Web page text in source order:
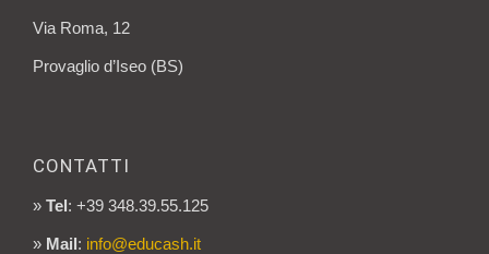
Via Roma, 12
Provaglio d’Iseo (BS)
CONTATTI
» Tel: +39 348.39.55.125
» Mail: info@educash.it